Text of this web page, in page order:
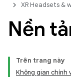
XR Headsets &
Nền
Trên trang này
Không gian chính